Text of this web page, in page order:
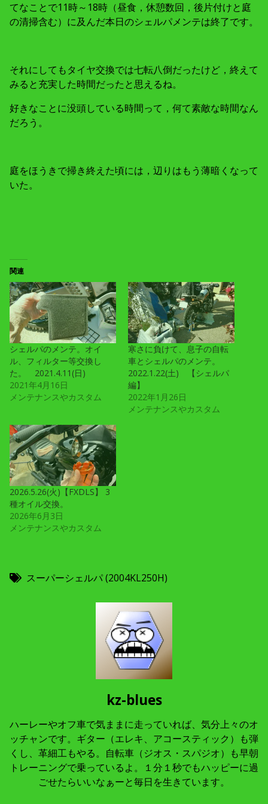
てなことで11時～18時（昼食，休憩数回，後片付けと庭
の清掃含む）に及んだ本日のシェルパメンテは終了です。
それにしてもタイヤ交換では七転八倒だったけど，終えて
みると充実した時間だったと思えるね。
好きなことに没頭している時間って，何て素敵な時間なん
だろう。
庭をほうきで掃き終えた頃には，辺りはもう薄暗くなって
いた。
関連
シェルパのメンテ。オイ
ル、フィルター等交換し
た。 2021.4.11(日)
2021年4月16日
メンテナンスやカスタム
寒さに負けて、息子の自転
車とシェルパのメンテ。
2022.1.22(土) 【シェルパ
編】
2022年1月26日
メンテナンスやカスタム
2026.5.26(火)【FXDLS】 3
種オイル交換。
2026年6月3日
メンテナンスやカスタム
スーパーシェルパ (2004KL250H)
kz-blues
ハーレーやオフ車で気ままに走っていれば、気分上々のオ
ッチャンです。ギター（エレキ、アコースティック）も弾
くし、革細工もやる。自転車（ジオス・スパジオ）も早朝
トレーニングで乗っているよ。１分１秒でもハッピーに過
ごせたらいいなぁーと毎日を生きています。